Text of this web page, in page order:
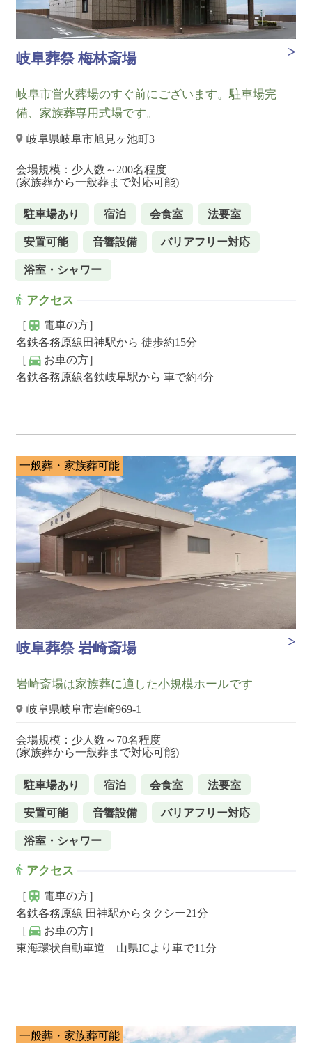
岐阜葬祭 梅林斎場
岐阜市営火葬場のすぐ前にございます。駐車場完
備、家族葬専用式場です。
岐阜県岐阜市旭見ヶ池町3
会場規模：少人数～200名程度
(家族葬から一般葬まで対応可能)
駐車場あり 宿泊 会食室 法要室
安置可能 音響設備 バリアフリー対応
浴室・シャワー
アクセス
［
電車の方］
名鉄各務原線田神駅から 徒歩約15分
［
お車の方］
名鉄各務原線名鉄岐阜駅から 車で約4分
一般葬・家族葬可能
岐阜葬祭 岩崎斎場
岩崎斎場は家族葬に適した小規模ホールです
岐阜県岐阜市岩崎969-1
会場規模：少人数～70名程度
(家族葬から一般葬まで対応可能)
駐車場あり 宿泊 会食室 法要室
安置可能 音響設備 バリアフリー対応
浴室・シャワー
アクセス
［
電車の方］
名鉄各務原線 田神駅からタクシー21分
［
お車の方］
東海環状自動車道 山県ICより車で11分
一般葬・家族葬可能